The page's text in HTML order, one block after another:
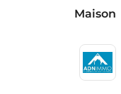
Maison